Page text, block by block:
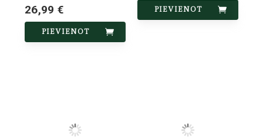
26,99 €
PIEVIENOT
PIEVIENOT